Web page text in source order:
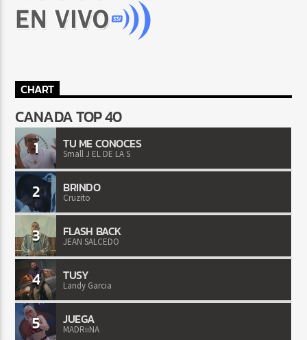
CHART
CANADA TOP 40
1 TU ME CONOCES
Small J EL DE LA S
2 BRINDO
Cruzito
3 FLASH BACK
JEAN SALCEDO
4 TUSY
Landy Garcia
5 JUEGA
MADRiiNA